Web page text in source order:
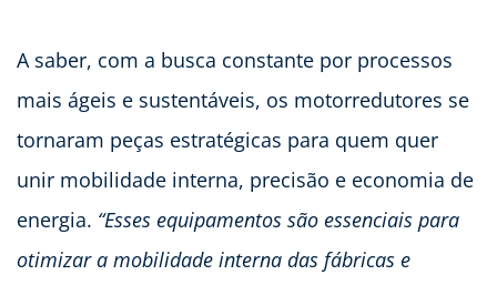
A saber, com a busca constante por processos
mais ágeis e sustentáveis, os motorredutores se
tornaram peças estratégicas para quem quer
unir mobilidade interna, precisão e economia de
energia. “Esses equipamentos são essenciais para
otimizar a mobilidade interna das fábricas e